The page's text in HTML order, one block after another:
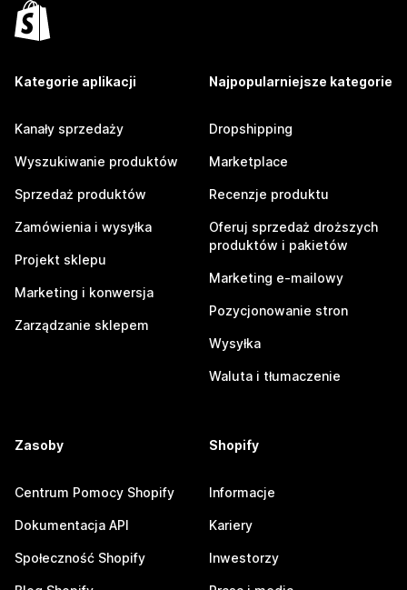
Kategorie aplikacji
Kanały sprzedaży
Wyszukiwanie produktów
Sprzedaż produktów
Zamówienia i wysyłka
Projekt sklepu
Marketing i konwersja
Zarządzanie sklepem
Najpopularniejsze kategorie
Dropshipping
Marketplace
Recenzje produktu
Oferuj sprzedaż droższych
produktów i pakietów
Marketing e-mailowy
Pozycjonowanie stron
Wysyłka
Waluta i tłumaczenie
Zasoby
Centrum Pomocy Shopify
Dokumentacja API
Społeczność Shopify
Shopify
Informacje
Kariery
Inwestorzy